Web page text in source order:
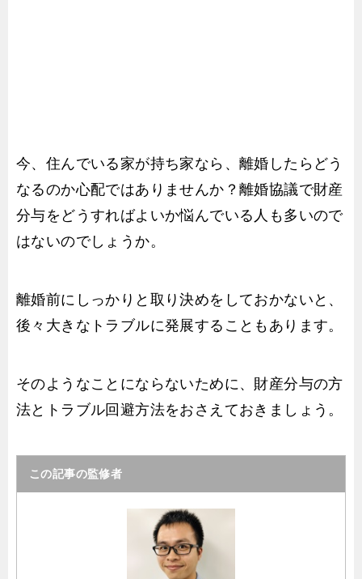
今、住んでいる家が持ち家なら、離婚したらどう
なるのか心配ではありませんか？離婚協議で財産
分与をどうすればよいか悩んでいる人も多いので
はないのでしょうか。
離婚前にしっかりと取り決めをしておかないと、
後々大きなトラブルに発展することもあります。
そのようなことにならないために、財産分与の方
法とトラブル回避方法をおさえておきましょう。
この記事の監修者